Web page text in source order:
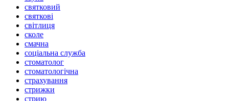
святковий
святкові
світлиця
сколе
смачна
соціальна служба
стоматолог
стоматологічна
страхування
стрижки
стрию